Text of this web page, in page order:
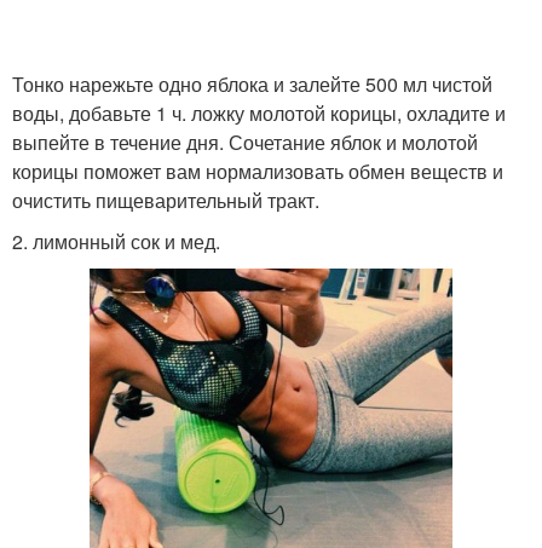
Тонко нарежьте одно яблока и залейте 500 мл чистой
воды, добавьте 1 ч. ложку молотой корицы, охладите и
выпейте в течение дня. Сочетание яблок и молотой
корицы поможет вам нормализовать обмен веществ и
очистить пищеварительный тракт.
2. лимонный сок и мед.